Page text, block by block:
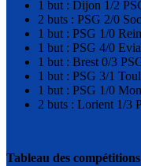
1 but : Dijon 1/2
2 buts : PSG 2/0
1 but : PSG 1/0
1 but : PSG 4/0
1 but : Brest 0/3
1 but : PSG 3/1
1 but : PSG 1/0
2 buts : Lorient 1/3
Tableau des